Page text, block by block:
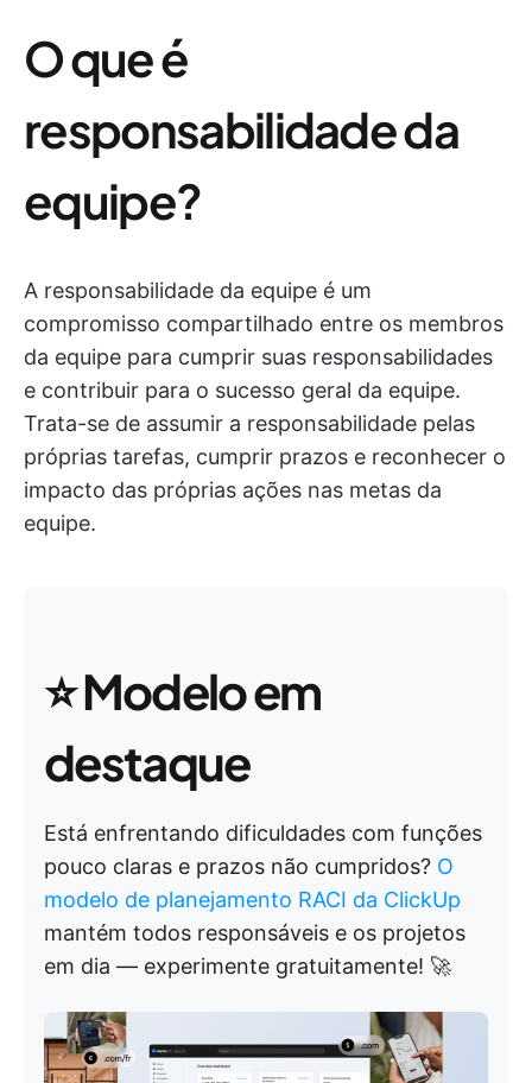
O que é
responsabilidade da
equipe?
A responsabilidade da equipe é um
compromisso compartilhado entre os membros
da equipe para cumprir suas responsabilidades
e contribuir para o sucesso geral da equipe.
Trata-se de assumir a responsabilidade pelas
próprias tarefas, cumprir prazos e reconhecer o
impacto das próprias ações nas metas da
equipe.
⭐Modelo em
destaque
Está enfrentando dificuldades com funções
pouco claras e prazos não cumpridos? O
modelo de planejamento RACI da ClickUp
mantém todos responsáveis e os projetos
em dia — experimente gratuitamente! 🚀